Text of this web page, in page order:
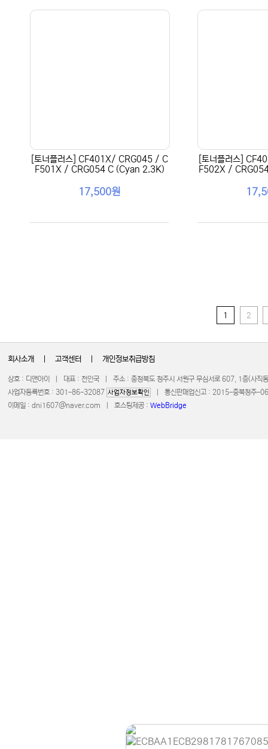
[토너플러스] CF401X/ CRG045 / C
F501X / CRG054 C (Cyan 2.3K)
17,500원
[토너플러스]
F502X /
회사소개 고객센터 개인정보취급방침
상호 : 디앤아이 | 대표 : 천인국 | 주소 : 충청북도 청주시 서원구 무심서로 607, 1층(사직
사업자등록번호 : 301-86-32087 사업자정보확인
| 통신판매업신고 : 2015-충북청
이메일 : dni1607@naver.com | 호스팅제공 : WebBridge